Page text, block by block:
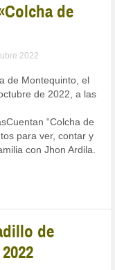
de
2022
de Montequinto, el
de 2022, a las
“Colcha de
para ver, contar y
con Jhon Ardila.
de